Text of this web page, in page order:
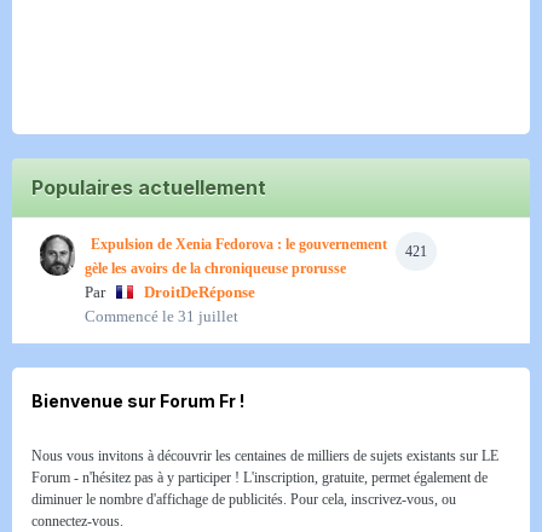
Populaires actuellement
421
Expulsion de Xenia Fedorova : le gouvernement
gèle les avoirs de la chroniqueuse prorusse
Par
DroitDeRéponse
Commencé le 31 juillet
Bienvenue sur Forum Fr !
Nous vous invitons à découvrir les centaines de milliers de sujets existants sur LE
Forum - n'hésitez pas à y participer ! L'inscription, gratuite, permet également de
diminuer le nombre d'affichage de publicités. Pour cela, inscrivez-vous, ou
connectez-vous.